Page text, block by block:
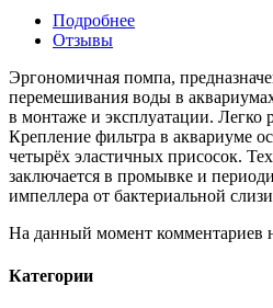
Подробнее
Отзывы
Эргономичная помпа,
перемешивания воды в
в монтаже и эксплуатации. Легко
Крепление фильтра в аквариуме
четырёх эластичных присосок.
заключается в промывке и
импеллера от бактериальной
На данный момент комментариев
Категории